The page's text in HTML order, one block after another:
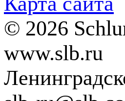
© 2026
www.slb.ru